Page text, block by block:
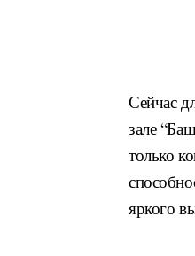
Сейчас
зале
только
яркого